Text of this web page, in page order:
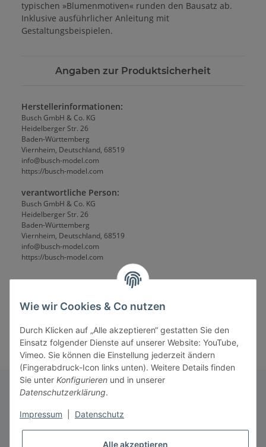
typischen »Blumenmotiven« runden den Bausatz ab.
Inklusive ausführlicher Anleitung mit
Gestaltungsbeispielen.
Angaben zur Produktsicherheit
Herstellerinformationen:
Busch GmbH & Co. KG
Heidelberger Str. 26
Baden-Württemberg
Viernheim, Deutschland, 68519
info@busch-model.com
https://busch-model.com
verantwortliche Person:
Busch GmbH & Co. KG
Heidelberger Str. 26
Baden-Württemberg
Viernheim, Deutschland, 68519
info@busch-model.com
https://busch-model.com
Informationen
Wie wir Cookies & Co nutzen
Durch Klicken auf „Alle akzeptieren“ gestatten Sie den
Einsatz folgender Dienste auf unserer Website: YouTube,
Vimeo. Sie können die Einstellung jederzeit ändern
(Fingerabdruck-Icon links unten). Weitere Details finden
Sie unter Konfigurieren und in unserer
Datenschutzerklärung.
Impressum Datenschutz
Alle akzeptieren